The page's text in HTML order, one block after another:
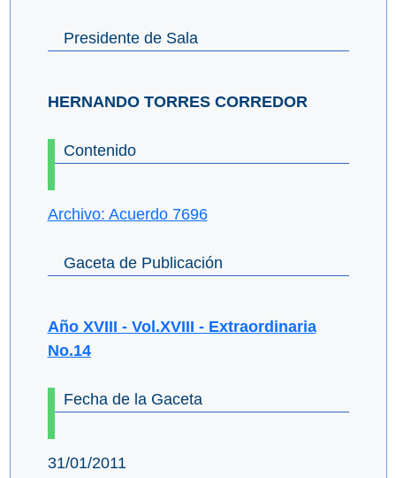
Presidente de Sala
HERNANDO TORRES CORREDOR
Contenido
Archivo: Acuerdo 7696
Gaceta de Publicación
Año XVIII - Vol.XVIII - Extraordinaria
No.14
Fecha de la Gaceta
31/01/2011